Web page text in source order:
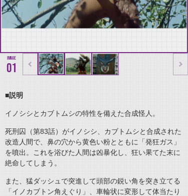
01
■説明
イノシシとカブトムシの特性を備えた合成怪人。
死刑囚（第83話）がイノシシ、カブトムシと合成された
改造人間で、鼻の穴から黄色い粉とともに「発狂ガス」
を噴出。これを浴びた人間は凶暴化し、狂い果てた末に
絶命してしまう。
また、猛ダッシュで突進して頭部の鋭い角を突き立てる
「イノカブトン角えぐり」、車輪状に変形して体当たり